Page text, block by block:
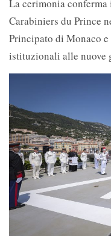
La cerimonia
Carabiniers du Prince
Principato di Monaco
istituzionali alle nuove